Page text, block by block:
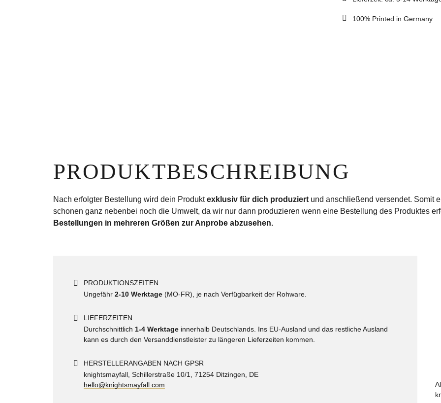
Ashes
100% Printed in Germany
PRODUKT­­BESCHREIBUNG
Nach erfolgter Bestellung wird dein Produktexklusiv für dich produziert und anschließend versendet. Somit
schonen ganz nebenbei noch die Umwelt, da wir nur dann produzieren wenn eine Bestellung des Produktes
Bestellungen in mehreren Größen zur Anprobe abzusehen.
PRODUKTIONSZEITEN
Ungefähr 2-10 Werktage (MO-FR), je nach Verfügbarkeit der Rohware.
LIEFERZEITEN
Durchschnittlich 1-4 Werktage innerhalb Deutschlands. Ins EU-Ausland und das restliche Ausland
kann es durch den Versanddienstleister zu längeren Lieferzeiten kommen.
HERSTELLERANGABEN NACH GPSR
knightsmayfall, Schillerstraße 10/1, 71254 Ditzingen, DE
hello@knightsmayfall.com